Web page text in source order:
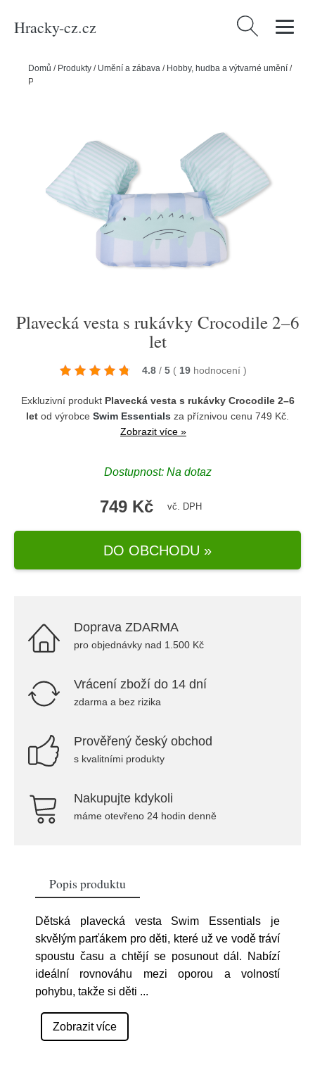
Hracky-cz.cz Vyhledávání
Domů / Produkty / Umění a zábava / Hobby, hudba a výtvarné umění /
Plavecká vesta s rukávky Crocodile 2–6 let
Plavecká vesta s rukávky Crocodile 2–6
let
4.8 / 5 ( 19 hodnocení )
Exkluzivní produkt Plavecká vesta s rukávky Crocodile 2–6
let od výrobce Swim Essentials za příznivou cenu 749 Kč.
Zobrazit více »
Dostupnost: Na dotaz
749 Kč vč. DPH
DO OBCHODU »
Doprava ZDARMA
pro objednávky nad 1.500 Kč
Vrácení zboží do 14 dní
zdarma a bez rizika
Prověřený český obchod
s kvalitními produkty
Nakupujte kdykoli
máme otevřeno 24 hodin denně
Popis produktu
Dětská plavecká vesta Swim Essentials je
skvělým parťákem pro děti, které už ve vodě tráví
spoustu času a chtějí se posunout dál. Nabízí
ideální rovnováhu mezi oporou a volností
pohybu, takže si děti ...
Zobrazit více